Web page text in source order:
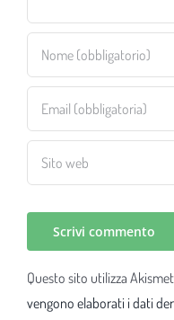
Questo sito utilizza
vengono elaborati i dati